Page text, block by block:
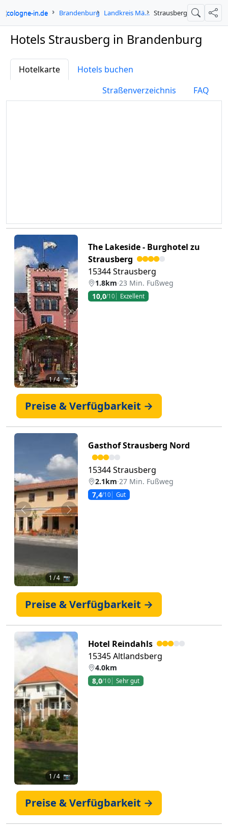
cologne-in.de Brandenburg Landkreis Märkisch-Oderland Strausberg Suche
Hotels Strausberg in Brandenburg
Hotelkarte
Hotels buchen
Straßenverzeichnis
FAQ
Zurück Weiter
1/ 4 📷
The Lakeside - Burghotel zu
Strausberg
15344 Strausberg
1.8km·23 Min. Fußweg
10,0/10 Exzellent
Preise & Verfügbarkeit →
Zurück Weiter
1 / 4 📷
Gasthof Strausberg Nord
15344 Strausberg
2.1km·27 Min. Fußweg
7,4/10 Gut
Preise & Verfügbarkeit →
Zurück Weiter
1 / 4 📷
Hotel Reindahls
15345 Altlandsberg
4.0km
8,0/10 Sehr gut
Preise & Verfügbarkeit →